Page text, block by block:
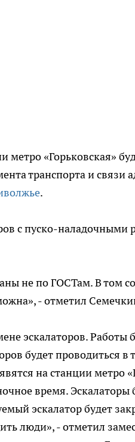
метро «Горьковская»
транспорта и
.
с пуско-наладочными
не по ГОСТам. В том
- отметил
эскалаторов.
будет проводиться
на станции метро
время.
эскалатор будет
люди», - отметил